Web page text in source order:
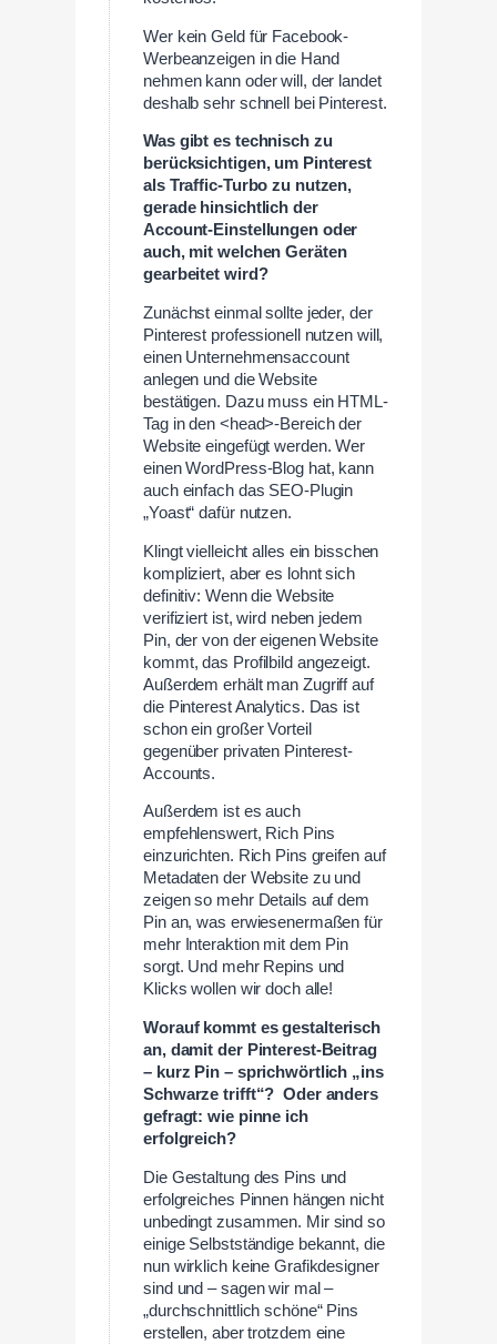
Wer kein Geld für Facebook-
Werbeanzeigen in die Hand
nehmen kann oder will, der landet
deshalb sehr schnell bei Pinterest.
Was gibt es technisch zu
berücksichtigen, um Pinterest
als Traffic-Turbo zu nutzen,
gerade hinsichtlich der
Account-Einstellungen oder
auch, mit welchen Geräten
gearbeitet wird?
Zunächst einmal sollte jeder, der
Pinterest professionell nutzen will,
einen Unternehmensaccount
anlegen und die Website
bestätigen. Dazu muss ein HTML-
Tag in den <head>-Bereich der
Website eingefügt werden. Wer
einen WordPress-Blog hat, kann
auch einfach das SEO-Plugin
„Yoast“ dafür nutzen.
Klingt vielleicht alles ein bisschen
kompliziert, aber es lohnt sich
definitiv: Wenn die Website
verifiziert ist, wird neben jedem
Pin, der von der eigenen Website
kommt, das Profilbild angezeigt.
Außerdem erhält man Zugriff auf
die Pinterest Analytics. Das ist
schon ein großer Vorteil
gegenüber privaten Pinterest-
Accounts.
Außerdem ist es auch
empfehlenswert, Rich Pins
einzurichten. Rich Pins greifen auf
Metadaten der Website zu und
zeigen so mehr Details auf dem
Pin an, was erwiesenermaßen für
mehr Interaktion mit dem Pin
sorgt. Und mehr Repins und
Klicks wollen wir doch alle!
Worauf kommt es gestalterisch
an, damit der Pinterest-Beitrag
– kurz Pin – sprichwörtlich „ins
Schwarze trifft“? Oder anders
gefragt: wie pinne ich
erfolgreich?
Die Gestaltung des Pins und
erfolgreiches Pinnen hängen nicht
unbedingt zusammen. Mir sind so
einige Selbstständige bekannt, die
nun wirklich keine Grafikdesigner
sind und – sagen wir mal –
„durchschnittlich schöne“ Pins
erstellen, aber trotzdem eine